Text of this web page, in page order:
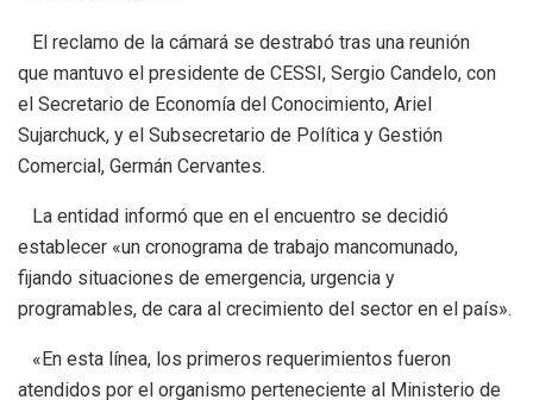
El reclamo de la cámará se destrabó tras una reunión
que mantuvo el presidente de CESSI, Sergio Candelo, con
el Secretario de Economía del Conocimiento, Ariel
Sujarchuck, y el Subsecretario de Política y Gestión
Comercial, Germán Cervantes.
La entidad informó que en el encuentro se decidió
establecer «un cronograma de trabajo mancomunado,
fijando situaciones de emergencia, urgencia y
programables, de cara al crecimiento del sector en el país».
«En esta línea, los primeros requerimientos fueron
atendidos por el organismo perteneciente al Ministerio de